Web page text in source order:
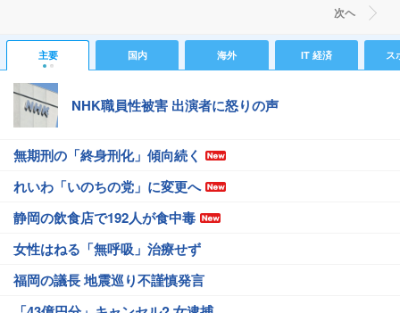
次ヘ
主要 国内 海外 IT 経済 ス
NHK職員性被害 出演者に怒りの声
無期刑の「終身刑化」傾向続く
れいわ「いのちの党」に変更へ
静岡の飲食店で192人が食中毒
女性はねる「無呼吸」治療せず
福岡の議長 地震巡り不謹慎発言